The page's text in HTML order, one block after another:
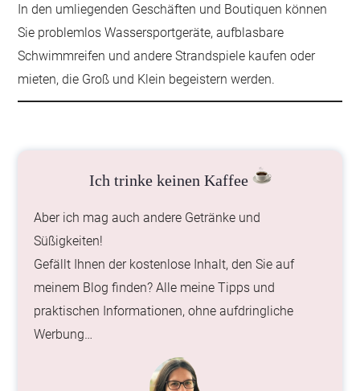
In den umliegenden Geschäften und Boutiquen können
Sie problemlos Wassersportgeräte, aufblasbare
Schwimmreifen und andere Strandspiele kaufen oder
mieten, die Groß und Klein begeistern werden.
Ich trinke keinen Kaffee
Aber ich mag auch andere Getränke und
Süßigkeiten!
Gefällt Ihnen der kostenlose Inhalt, den Sie auf
meinem Blog finden? Alle meine Tipps und
praktischen Informationen, ohne aufdringliche
Werbung…